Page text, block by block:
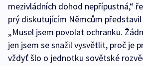
mezivládních dohod nepřípustná,“
prý diskutujícím Němcům
„Musel jsem povolat ochranku.
jen jsem se snažil vysvětlit, proč je
vždyť šlo o jednotku sovětské